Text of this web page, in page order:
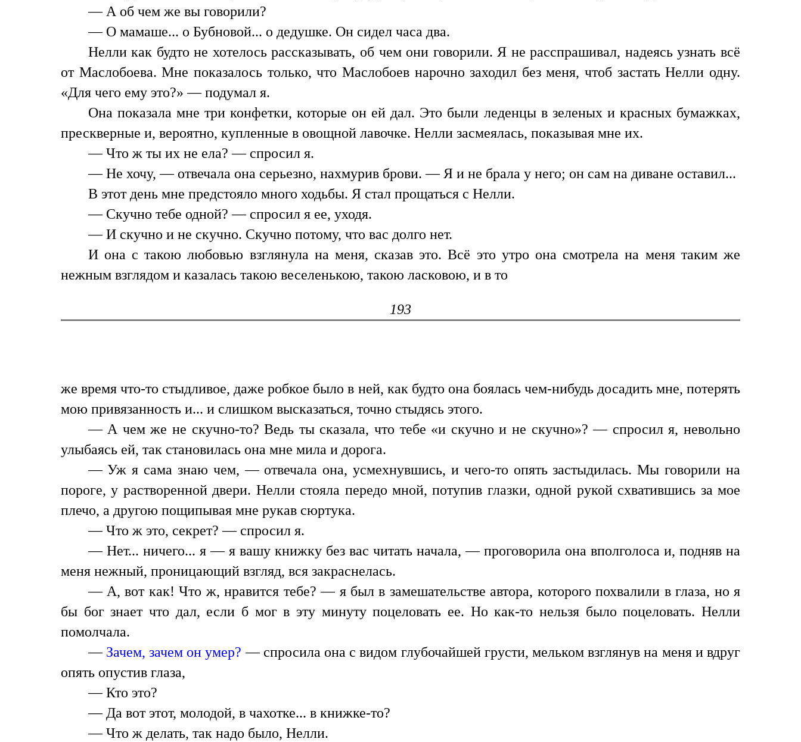
— А об чем же вы говорили?
— О мамаше... о Бубновой... о дедушке. Он сидел часа два.
Нелли как будто не хотелось рассказывать, об чем они говорили. Я не расспрашивал, надеясь узнать всё
от Маслобоева. Мне показалось только, что Маслобоев нарочно заходил без меня, чтоб застать Нелли одну.
«Для чего ему это?» — подумал я.
Она показала мне три конфетки, которые он ей дал. Это были леденцы в зеленых и красных бумажках,
прескверные и, вероятно, купленные в овощной лавочке. Нелли засмеялась, показывая мне их.
— Что ж ты их не ела? — спросил я.
— Не хочу, — отвечала она серьезно, нахмурив брови. — Я и не брала у него; он сам на диване оставил...
В этот день мне предстояло много ходьбы. Я стал прощаться с Нелли.
— Скучно тебе одной? — спросил я ее, уходя.
— И скучно и не скучно. Скучно потому, что вас долго нет.
И она с такою любовью взглянула на меня, сказав это. Всё это утро она смотрела на меня таким же
нежным взглядом и казалась такою веселенькою, такою ласковою, и в то
193
же время что-то стыдливое, даже робкое было в ней, как будто она боялась чем-нибудь досадить мне, потерять
мою привязанность и... и слишком высказаться, точно стыдясь этого.
— А чем же не скучно-то? Ведь ты сказала, что тебе «и скучно и не скучно»? — спросил я, невольно
улыбаясь ей, так становилась она мне мила и дорога.
— Уж я сама знаю чем, — отвечала она, усмехнувшись, и чего-то опять застыдилась. Мы говорили на
пороге, у растворенной двери. Нелли стояла передо мной, потупив глазки, одной рукой схватившись за мое
плечо, а другою пощипывая мне рукав сюртука.
— Что ж это, секрет? — спросил я.
— Нет... ничего... я — я вашу книжку без вас читать начала, — проговорила она вполголоса и, подняв на
меня нежный, проницающий взгляд, вся закраснелась.
— А, вот как! Что ж, нравится тебе? — я был в замешательстве автора, которого похвалили в глаза, но я
бы бог знает что дал, если б мог в эту минуту поцеловать ее. Но как-то нельзя было поцеловать. Нелли
помолчала.
— Зачем, зачем он умер? — спросила она с видом глубочайшей грусти, мельком взглянув на меня и вдруг
опять опустив глаза,
— Кто это?
— Да вот этот, молодой, в чахотке... в книжке-то?
— Что ж делать, так надо было, Нелли.